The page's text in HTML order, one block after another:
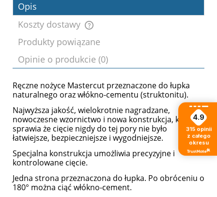
Opis
Koszty dostawy
płatności
Produkty powiązane
Opinie o produkcie (0)
Ręczne nożyce Mastercut przeznaczone do łupka
naturalnego oraz włókno-cementu (struktonitu).
Najwyższa jakość, wielokrotnie nagradzane,
nowoczesne wzornictwo i nowa konstrukcja, która
sprawia że cięcie nigdy do tej pory nie było
łatwiejsze, bezpieczniejsze i wygodniejsze.
Specjalna konstrukcja umożliwia precyzyjne i
kontrolowane cięcie.
Jedna strona przeznaczona do łupka. Po obróceniu o
180° można ciąć włókno-cement.
4.9
315 opinii
z całego
okresu